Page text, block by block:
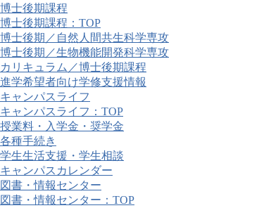
博士後期課程
博士後期課程：TOP
博士後期／自然人間共生科学専攻
博士後期／生物機能開発科学専攻
カリキュラム／博士後期課程
進学希望者向け学修支援情報
キャンパスライフ
キャンパスライフ：TOP
授業料・入学金・奨学金
各種手続き
学生生活支援・学生相談
キャンパスカレンダー
図書・情報センター
図書・情報センター：TOP